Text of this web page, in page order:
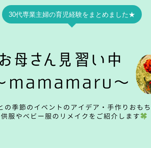
30代専業主婦の育児経験をまとめました★